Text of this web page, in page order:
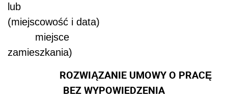
(miejscowość i data)
miejsce
zamieszkania)
ROZWIĄZANIE UMOWY O PRACĘ
BEZ WYPOWIEDZENIA